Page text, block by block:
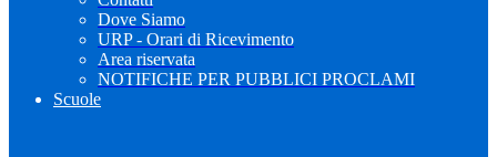
Dove Siamo
URP - Orari di Ricevimento
Area riservata
NOTIFICHE PER PUBBLICI PROCLAMI
Scuole